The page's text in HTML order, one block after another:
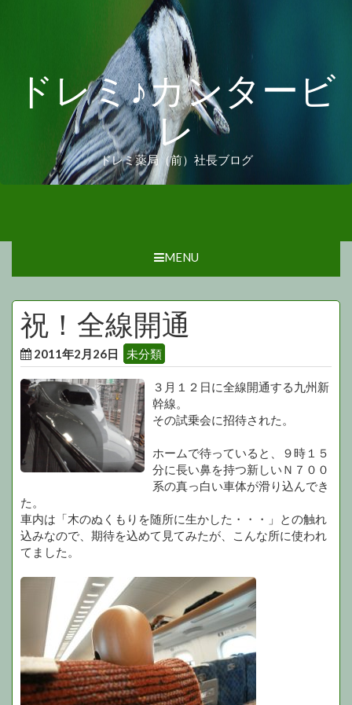
ドレミ♪カンタービ
レ
ドレミ薬局（前）社長ブログ
MENU
祝！全線開通
2011年2月26日 未分類
３月１２日に全線開通する九州新
幹線。
その試乗会に招待された。
ホームで待っていると、９時１５
分に長い鼻を持つ新しいＮ７００
系の真っ白い車体が滑り込んでき
た。
車内は「木のぬくもりを随所に生かした・・・」との触れ
込みなので、期待を込めて見てみたが、こんな所に使われ
てました。